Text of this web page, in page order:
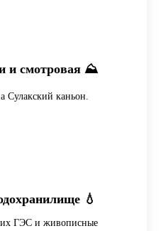
и смотровая ⛰️
каньон.
💧
ГЭС и живописные